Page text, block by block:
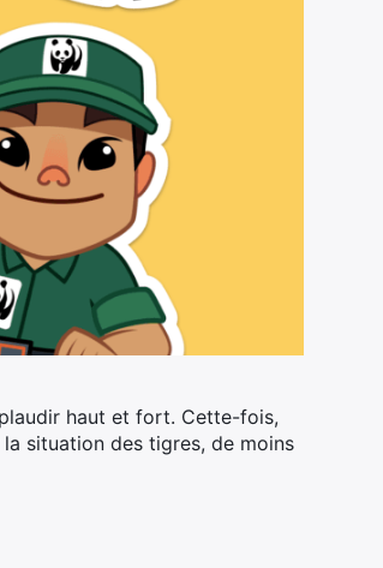
haut et fort. Cette-fois,
la situation des tigres, de moins